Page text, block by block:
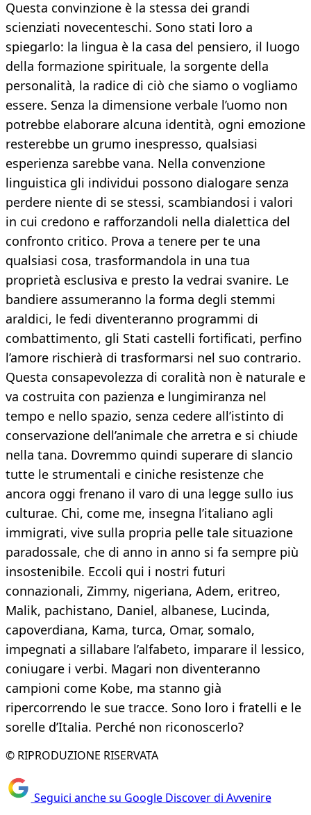
Questa convinzione è la stessa dei grandi
scienziati novecenteschi. Sono stati loro a
spiegarlo: la lingua è la casa del pensiero, il luogo
della formazione spirituale, la sorgente della
personalità, la radice di ciò che siamo o vogliamo
essere. Senza la dimensione verbale l’uomo non
potrebbe elaborare alcuna identità, ogni emozione
resterebbe un grumo inespresso, qualsiasi
esperienza sarebbe vana. Nella convenzione
linguistica gli individui possono dialogare senza
perdere niente di se stessi, scambiandosi i valori
in cui credono e rafforzandoli nella dialettica del
confronto critico. Prova a tenere per te una
qualsiasi cosa, trasformandola in una tua
proprietà esclusiva e presto la vedrai svanire. Le
bandiere assumeranno la forma degli stemmi
araldici, le fedi diventeranno programmi di
combattimento, gli Stati castelli fortificati, perfino
l’amore rischierà di trasformarsi nel suo contrario.
Questa consapevolezza di coralità non è naturale e
va costruita con pazienza e lungimiranza nel
tempo e nello spazio, senza cedere all’istinto di
conservazione dell’animale che arretra e si chiude
nella tana. Dovremmo quindi superare di slancio
tutte le strumentali e ciniche resistenze che
ancora oggi frenano il varo di una legge sullo ius
culturae. Chi, come me, insegna l’italiano agli
immigrati, vive sulla propria pelle tale situazione
paradossale, che di anno in anno si fa sempre più
insostenibile. Eccoli qui i nostri futuri
connazionali, Zimmy, nigeriana, Adem, eritreo,
Malik, pachistano, Daniel, albanese, Lucinda,
capoverdiana, Kama, turca, Omar, somalo,
impegnati a sillabare l’alfabeto, imparare il lessico,
coniugare i verbi. Magari non diventeranno
campioni come Kobe, ma stanno già
ripercorrendo le sue tracce. Sono loro i fratelli e le
sorelle d’Italia. Perché non riconoscerlo?
© RIPRODUZIONE RISERVATA
Seguici anche su Google Discover di Avvenire